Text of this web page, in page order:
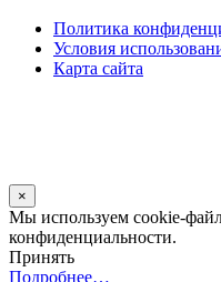
Политика
Условия
Карта сайта
×
Мы используем cookie-
конфиденциальности.
Принять
Подробнее…